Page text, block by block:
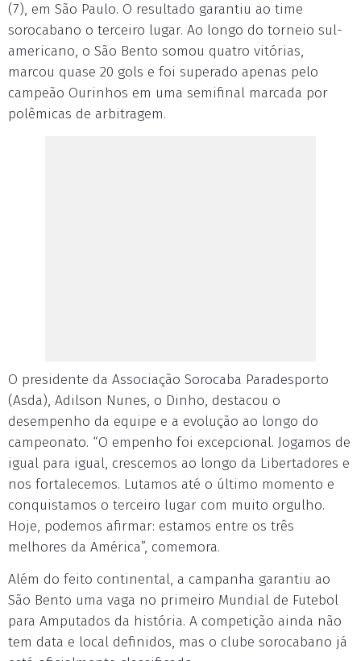
(7), em São Paulo. O resultado garantiu ao time
sorocabano o terceiro lugar. Ao longo do torneio sul-
americano, o São Bento somou quatro vitórias,
marcou quase 20 gols e foi superado apenas pelo
campeão Ourinhos em uma semifinal marcada por
polêmicas de arbitragem.
O presidente da Associação Sorocaba Paradesporto
(Asda), Adilson Nunes, o Dinho, destacou o
desempenho da equipe e a evolução ao longo do
campeonato. “O empenho foi excepcional. Jogamos de
igual para igual, crescemos ao longo da Libertadores e
nos fortalecemos. Lutamos até o último momento e
conquistamos o terceiro lugar com muito orgulho.
Hoje, podemos afirmar: estamos entre os três
melhores da América”, comemora.
Além do feito continental, a campanha garantiu ao
São Bento uma vaga no primeiro Mundial de Futebol
para Amputados da história. A competição ainda não
tem data e local definidos, mas o clube sorocabano já